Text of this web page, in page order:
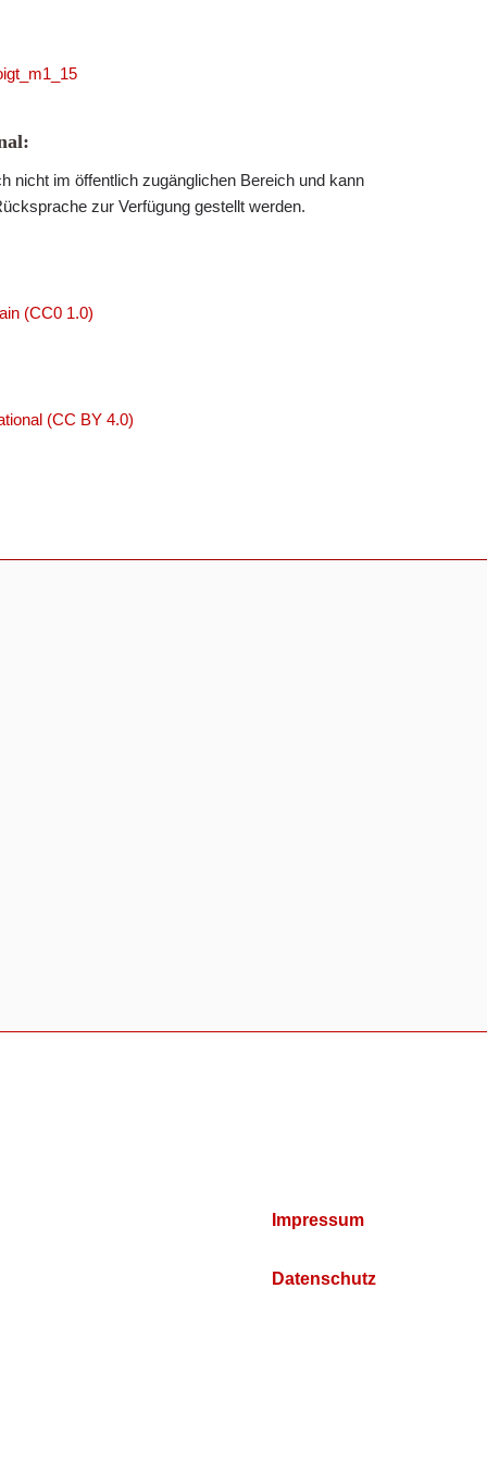
nicht im öffentlich zugänglichen Bereich und kann
zur Verfügung gestellt werden.
(CC0 1.0)
(CC BY 4.0)
Impressum
Datenschutz